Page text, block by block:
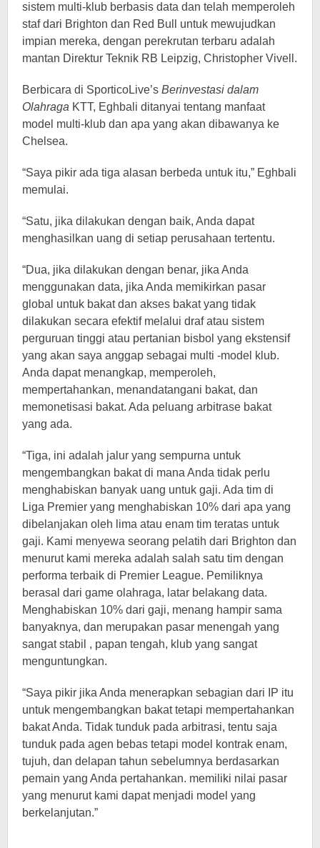
sistem multi-klub berbasis data dan telah memperoleh
staf dari Brighton dan Red Bull untuk mewujudkan
impian mereka, dengan perekrutan terbaru adalah
mantan Direktur Teknik RB Leipzig, Christopher Vivell.
Berbicara di SporticoLive’s Berinvestasi dalam
Olahraga KTT, Eghbali ditanyai tentang manfaat
model multi-klub dan apa yang akan dibawanya ke
Chelsea.
“Saya pikir ada tiga alasan berbeda untuk itu,” Eghbali
memulai.
“Satu, jika dilakukan dengan baik, Anda dapat
menghasilkan uang di setiap perusahaan tertentu.
“Dua, jika dilakukan dengan benar, jika Anda
menggunakan data, jika Anda memikirkan pasar
global untuk bakat dan akses bakat yang tidak
dilakukan secara efektif melalui draf atau sistem
perguruan tinggi atau pertanian bisbol yang ekstensif
yang akan saya anggap sebagai multi -model klub.
Anda dapat menangkap, memperoleh,
mempertahankan, menandatangani bakat, dan
memonetisasi bakat. Ada peluang arbitrase bakat
yang ada.
“Tiga, ini adalah jalur yang sempurna untuk
mengembangkan bakat di mana Anda tidak perlu
menghabiskan banyak uang untuk gaji. Ada tim di
Liga Premier yang menghabiskan 10% dari apa yang
dibelanjakan oleh lima atau enam tim teratas untuk
gaji. Kami menyewa seorang pelatih dari Brighton dan
menurut kami mereka adalah salah satu tim dengan
performa terbaik di Premier League. Pemiliknya
berasal dari game olahraga, latar belakang data.
Menghabiskan 10% dari gaji, menang hampir sama
banyaknya, dan merupakan pasar menengah yang
sangat stabil , papan tengah, klub yang sangat
menguntungkan.
“Saya pikir jika Anda menerapkan sebagian dari IP itu
untuk mengembangkan bakat tetapi mempertahankan
bakat Anda. Tidak tunduk pada arbitrasi, tentu saja
tunduk pada agen bebas tetapi model kontrak enam,
tujuh, dan delapan tahun sebelumnya berdasarkan
pemain yang Anda pertahankan. memiliki nilai pasar
yang menurut kami dapat menjadi model yang
berkelanjutan.”